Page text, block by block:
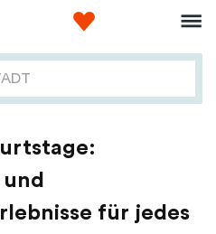
für jedes